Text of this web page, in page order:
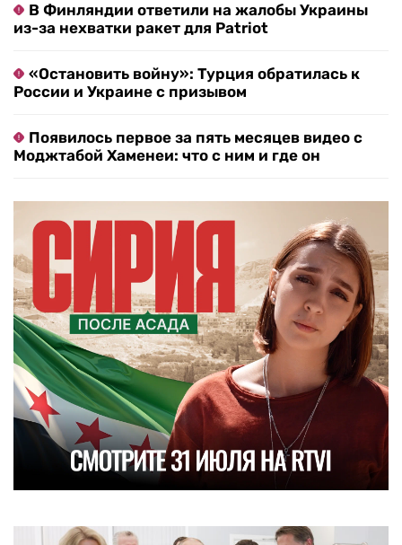
В Финляндии ответили на жалобы Украины
из-за нехватки ракет для Patriot
«Остановить войну»: Турция обратилась к
России и Украине с призывом
Появилось первое за пять месяцев видео с
Моджтабой Хаменеи: что с ним и где он